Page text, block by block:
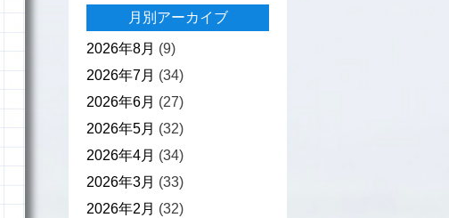
月別アーカイブ
2026年8月 (9)
2026年7月 (34)
2026年6月 (27)
2026年5月 (32)
2026年4月 (34)
2026年3月 (33)
2026年2月 (32)